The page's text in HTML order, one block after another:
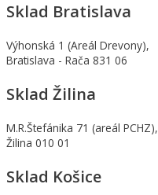
Sklad Bratislava
Výhonská 1 (Areál Drevony),
Bratislava - Rača 831 06
Sklad Žilina
M.R.Štefánika 71 (areál PCHZ),
Žilina 010 01
Sklad Košice